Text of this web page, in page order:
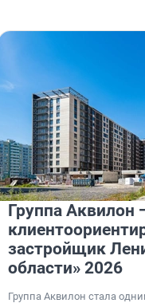
Группа
застройщик
области» 2026
Группа Аквилон стала